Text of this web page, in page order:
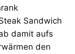
Sandwich
damit aufs
den